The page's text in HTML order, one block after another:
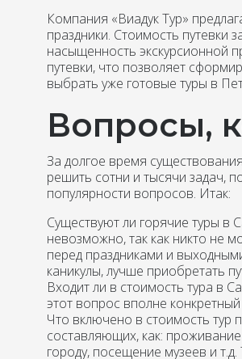
Компания «Виадук Тур»
праздники. Стоимость путевки
насыщенность экскурсионной
путевки, что позволяет
выбрать уже готовые туры в
Вопросы,
За долгое время
решить сотни и тысячи задач,
популярности вопросов. Итак:
Существуют ли горячие туры в
невозможно, так как никто не
перед праздниками и
каникулы, лучше приобретать
Входит ли в стоимость тура в
этот вопрос вполне конкретный
Что включено в стоимость тур
составляющих, как:
городу, посещение музеев и